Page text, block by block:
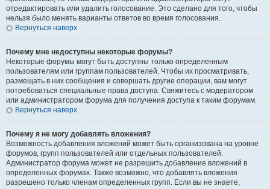
отредактировать или удалить голосование. Это сделано для того, чтобы
нельзя было менять варианты ответов во время голосования.
Вернуться наверх
Почему мне недоступны некоторые форумы?
Некоторые форумы могут быть доступны только определенным
пользователям или группам пользователей. Чтобы их просматривать,
размещать в них сообщения и совершать другие операции, вам могут
потребоваться специальные права доступа. Свяжитесь с модератором
или администратором форума для получения доступа к таким форумам.
Вернуться наверх
Почему я не могу добавлять вложения?
Возможность добавления вложений может быть организована на уровне
форумов, групп пользователей или отдельных пользователей.
Администратор форума может не разрешить добавление вложений в
определенных форумах. Также возможно, что добавлять вложения
разрешено только членам определенных групп. Если вы не знаете,